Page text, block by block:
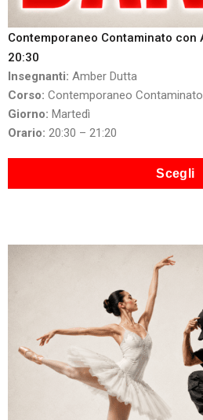
Contemporaneo Contaminato con
20:30
Insegnanti: Amber Dutta
Corso: Contemporaneo Contaminato
Giorno: Martedì
Orario: 20:30 – 21:20
Scegli